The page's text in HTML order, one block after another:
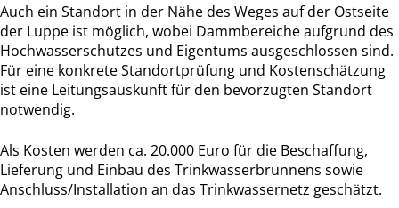
Auch ein Standort in der Nähe des Weges auf der Ostseite
der Luppe ist möglich, wobei Dammbereiche aufgrund des
Hochwasserschutzes und Eigentums ausgeschlossen sind.
Für eine konkrete Standortprüfung und Kostenschätzung
ist eine Leitungsauskunft für den bevorzugten Standort
notwendig.
Als Kosten werden ca. 20.000 Euro für die Beschaffung,
Lieferung und Einbau des Trinkwasserbrunnens sowie
Anschluss/Installation an das Trinkwassernetz geschätzt.